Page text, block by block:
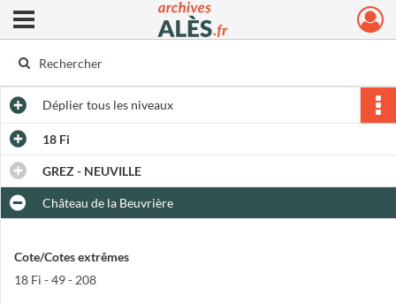
Archives municipales d'Alès
Ouvrir le menu déroulant
Dépliertous les niveaux
18 Fi
GREZ - NEUVILLE
Château de la Beuvrière
Cote/Cotes extrêmes
18 Fi - 49 - 208